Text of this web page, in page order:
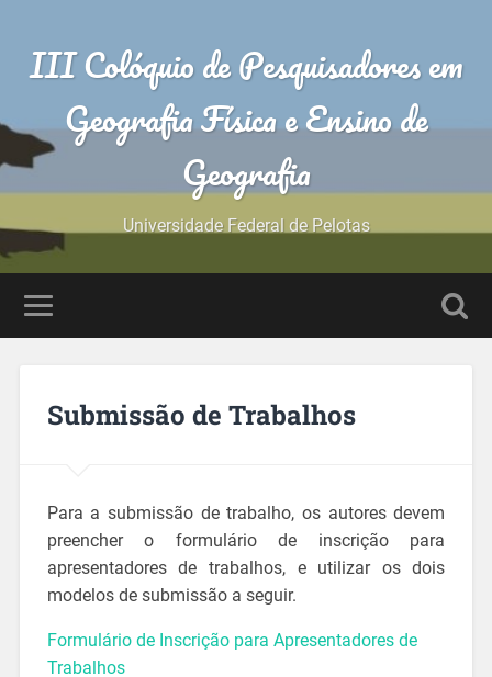
III Colóquio de Pesquisadores em
Geografia Física e Ensino de
Geografia
Universidade Federal de Pelotas
Submissão de Trabalhos
Para a submissão de trabalho, os autores devem
preencher o formulário de inscrição para
apresentadores de trabalhos, e utilizar os dois
modelos de submissão a seguir.
Formulário de Inscrição para Apresentadores de
Trabalhos